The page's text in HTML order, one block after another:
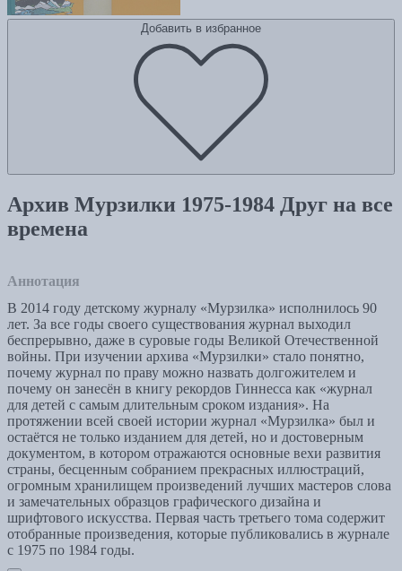
Добавить в избранное
Архив Мурзилки 1975-1984 Друг на все
времена
Аннотация
В 2014 году детскому журналу «Мурзилка» исполнилось 90
лет. За все годы своего существования журнал выходил
беспрерывно, даже в суровые годы Великой Отечественной
войны. При изучении архива «Мурзилки» стало понятно,
почему журнал по праву можно назвать долгожителем и
почему он занесён в книгу рекордов Гиннесса как «журнал
для детей с самым длительным сроком издания». На
протяжении всей своей истории журнал «Мурзилка» был и
остаётся не только изданием для детей, но и достоверным
документом, в котором отражаются основные вехи развития
страны, бесценным собранием прекрасных иллюстраций,
огромным хранилищем произведений лучших мастеров слова
и замечательных образцов графического дизайна и
шрифтового искусства. Первая часть третьего тома содержит
отобранные произведения, которые публиковались в журнале
с 1975 по 1984 годы.